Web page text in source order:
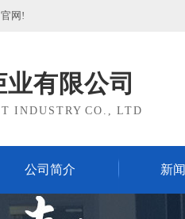
网!
业有限公司
INDUSTRY CO., LTD
公司简介 新